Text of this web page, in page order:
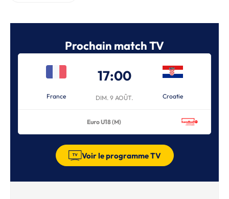
Prochain match TV
France
17:00
DIM. 9 AOÛT. Croatie
Euro U18 (M)
Voir le programme TV